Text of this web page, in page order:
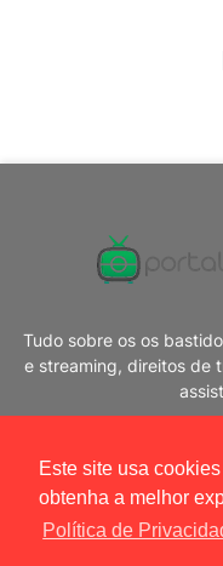
Este site usa
obtenha a melhor
Política de
Tudo sobre os os
e streaming, direitos de